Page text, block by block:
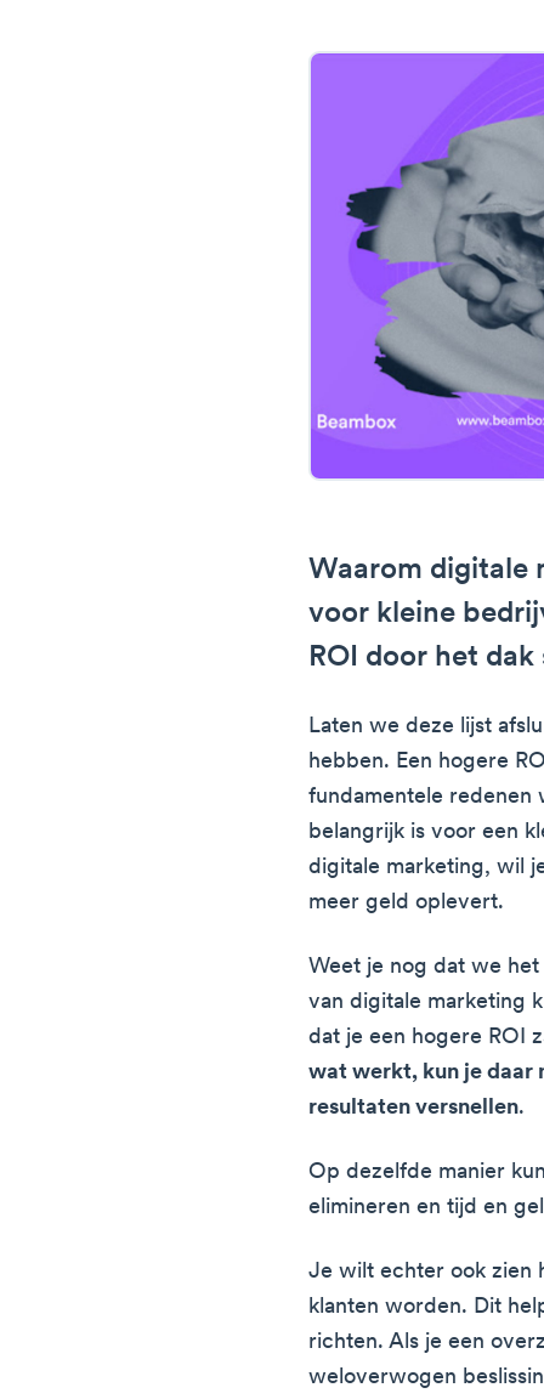
Waarom digitale
voor kleine
ROI door het
Laten we deze lijst
hebben. Een hogere
fundamentele redenen
belangrijk is voor een
digitale marketing, wil
meer geld oplevert.
Weet je nog dat we
van digitale marketing
dat je een hogere ROI
wat werkt, kun je daar
resultaten versnellen.
Op dezelfde manier
elimineren en tijd en
Je wilt echter ook zien
klanten worden. Dit
richten. Als je een
weloverwogen